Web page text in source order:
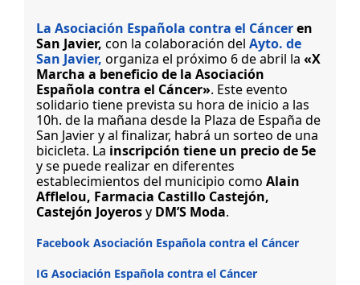
La Asociación Española contra el Cánceren
San Javier, con la colaboración del Ayto. de
San Javier, organiza el próximo 6 de abril la «X
Marcha a beneficio de la Asociación
Española contra el Cáncer». Este evento
solidario tiene prevista su hora de inicio a las
10h. de la mañana desde la Plaza de España de
San Javier y al finalizar, habrá un sorteo de una
bicicleta. La inscripción tiene un precio de 5e
y se puede realizar en diferentes
establecimientos del municipio como Alain
Afflelou, Farmacia Castillo Castejón,
Castejón Joyerosy DM’S Moda.
Facebook Asociación Española contra el Cáncer
IG Asociación Española contra el Cáncer